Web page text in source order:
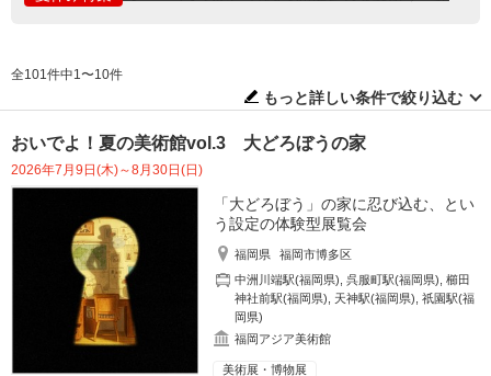
全101件中1〜10件
もっと詳しい条件で絞り込む
おいでよ！夏の美術館vol.3 大どろぼうの家
2026年7月9日(木)～8月30日(日)
「大どろぼう」の家に忍び込む、とい
う設定の体験型展覧会
福岡県
福岡市博多区
中洲川端駅(福岡県) ,呉服町駅(福岡県) ,櫛田
神社前駅(福岡県)
天神駅(福岡県) ,祇園駅(福
岡県)
福岡アジア美術館
美術展・博物展